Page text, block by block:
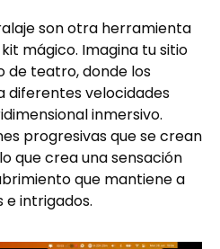
son otra herramienta
mágico. Imagina tu sitio
de teatro, donde los
diferentes velocidades
inmersivo.
progresivas que se crean
que crea una sensación
que mantiene a
e intrigados.